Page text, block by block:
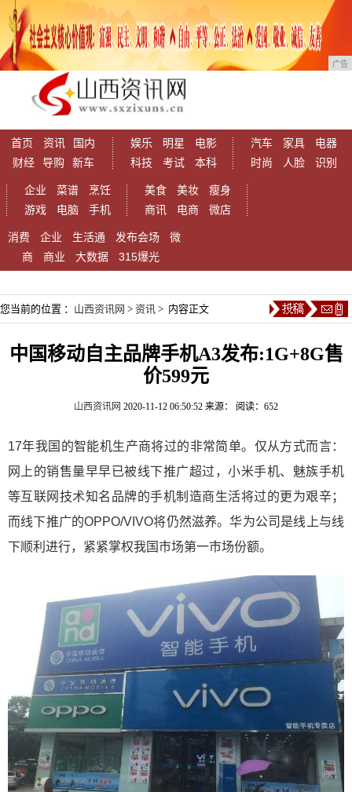
广告
首页 资讯
国内
财经
导购 新车
娱乐 明星
电影
科技
考试 本科
汽车 家具
电器
时尚
人脸 识别
企业 菜谱
烹饪
游戏
电脑 手机
美食 美妆
瘦身
商讯
电商 微店
消费 企业 生活通 发布会场
微
商
商业 大数据 315爆光
您当前的位置 ： 山西资讯网 > 资讯 > 内容正文
中国移动自主品牌手机A3发布:1G+8G售
价599元
山西资讯网 2020-11-12 06:50:52 来源： 阅读：652
17年我国的智能机生产商将过的非常简单。仅从方式而言：
网上的销售量早早已被线下推广超过，小米手机、魅族手机
等互联网技术知名品牌的手机制造商生活将过的更为艰辛；
而线下推广的OPPO/VIVO将仍然滋养。华为公司是线上与线
下顺利进行，紧紧掌权我国市场第一市场份额。